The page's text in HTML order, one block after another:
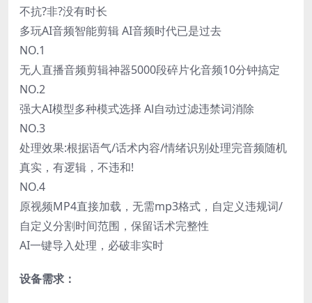
不抗?非?没有时长
多玩AI音频智能剪辑 AI音频时代已是过去
NO.1
无人直播音频剪辑神器5000段碎片化音频10分钟搞定
NO.2
强大AI模型多种模式选择 Al自动过滤违禁词消除
NO.3
处理效果:根据语气/话术内容/情绪识别处理完音频随机
真实，有逻辑，不违和!
NO.4
原视频MP4直接加载，无需mp3格式，自定义违规词/
自定义分割时间范围，保留话术完整性
AI一键导入处理，必破非实时
设备需求：